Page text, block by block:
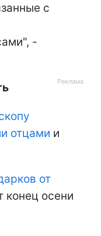
с
-
отцами и
от
конец осени